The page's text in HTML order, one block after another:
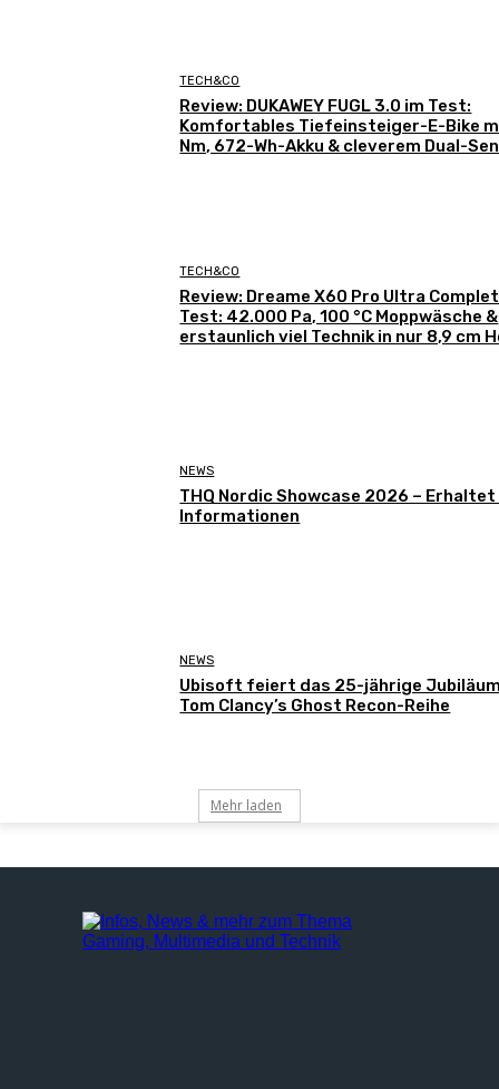
TECH&CO
Review: DUKAWEY FUGL 3.0 im Test:
Komfortables Tiefeinsteiger-E-Bike
Nm, 672-Wh-Akku & cleverem Dual-
TECH&CO
Review: Dreame X60 Pro Ultra
Test: 42.000 Pa, 100 °C Moppwäsche &
erstaunlich viel Technik in nur 8,9 cm
NEWS
THQ Nordic Showcase 2026 –
Informationen
NEWS
Ubisoft feiert das 25-jährige
Tom Clancy’s Ghost Recon-Reihe
Mehr laden